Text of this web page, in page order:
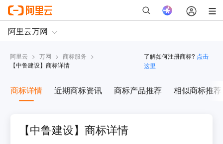
阿里云 > 万网 > 商标服务 >
【中鲁建设】商标详情
了解如何注册商标? 点击
这里
商标详情 近期商标资讯 商标产品推荐 相似商标推荐
【中鲁建设】商标详情